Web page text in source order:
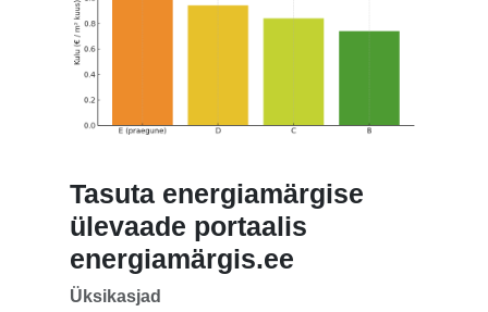
Tasuta energiamärgise
ülevaade portaalis
energiamärgis.ee
Üksikasjad